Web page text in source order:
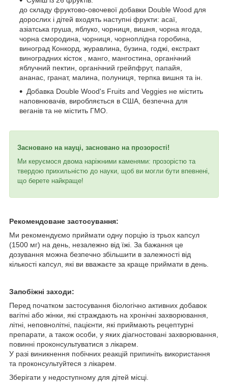
до складу фруктово-овочевої добавки Double Wood для
дорослих і дітей входять наступні фрукти: асаї,
азіатська груша, яблуко, чорниця, вишня, чорна ягода,
чорна смородина, чорниця, чорноплідна горобина,
виноград Конкорд, журавлина, бузина, годжі, екстракт
виноградних кісток , манго, мангостина, органічний
яблучний пектин, органічний грейпфрут, папайя,
ананас, гранат, малина, полуниця, терпка вишня та ін.
Добавка Double Wood's Fruits and Veggies не містить
наповнювачів, виробляється в США, безпечна для
веганів та не містить ГМО.
Засновано на науці, засновано на прозорості!
Ми керуємося двома наріжними каменями: прозорістю та
твердою прихильністю до науки, щоб ви могли бути впевнені,
що берете найкраще!
Рекомендоване застосування:
Ми рекомендуємо приймати одну порцію із трьох капсул
(1500 мг) на день, незалежно від їжі. За бажання це
дозування можна безпечно збільшити в залежності від
кількості капсул, які ви вважаєте за краще приймати в день.
Запобіжні заходи:
Перед початком застосування біологічно активних добавок
вагітні або жінки, які страждають на хронічні захворювання,
літні, неповнолітні, пацієнти, які приймають рецептурні
препарати, а також особи, у яких діагностовані захворювання,
повинні проконсультуватися з лікарем.
У разі виникнення побічних реакцій припиніть використання
та проконсультуйтеся з лікарем.
Зберігати у недоступному для дітей місці.